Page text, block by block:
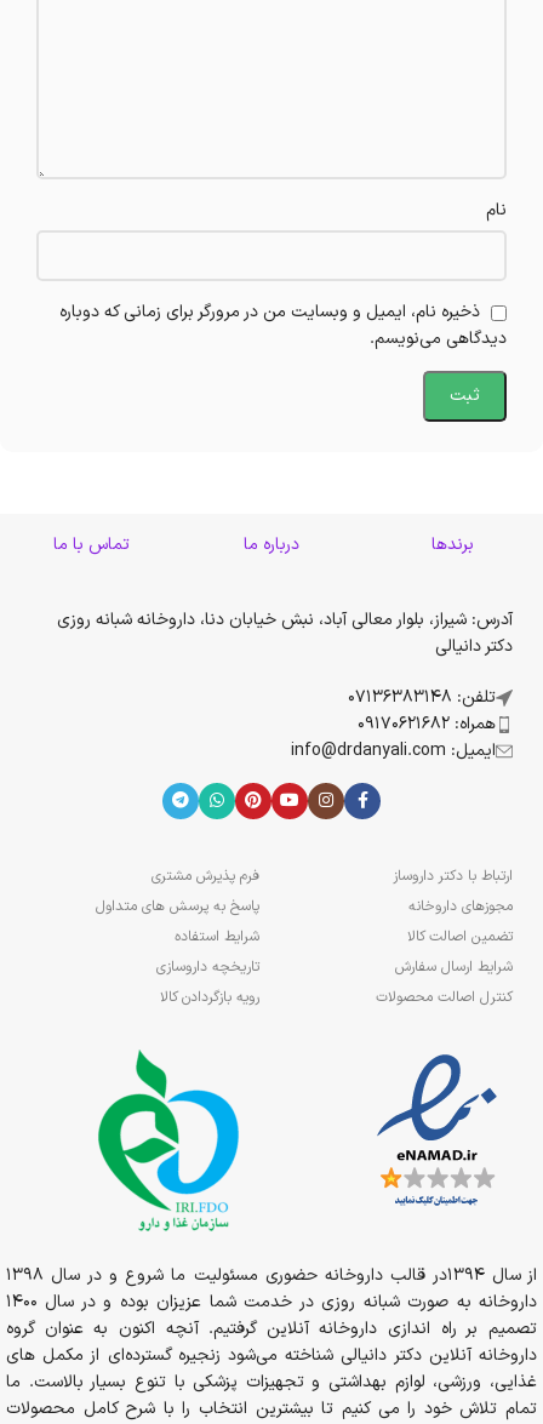
نام
ذخیره نام، ایمیل و وبسایت من در مرورگر برای زمانی که دوباره
دیدگاهی می‌نویسم.
برندها درباره ما تماس با ما
آدرس: شیراز، بلوار معالی آباد، نبش خیابان دنا، داروخانه شبانه روزی
دکتر دانیالی
تلفن: 07136383148
همراه: 09170621682
ایمیل: info@drdanyali.com
ارتباط با دکتر داروساز
مجوزهای داروخانه
تضمین اصالت کالا
شرایط ارسال سفارش
کنترل اصالت محصولات
فرم پذیرش مشتری
پاسخ به پرسش های متداول
شرایط استفاده
تاریخچه داروسازی
رویه بازگردادن کالا
از سال 1394در قالب داروخانه حضوری مسئولیت ما شروع و در سال 1398
داروخانه به صورت شبانه روزی در خدمت شما عزیزان بوده و در سال 1400
تصمیم بر راه اندازی داروخانه آنلاین گرفتیم. آنچه اکنون به عنوان گروه
داروخانه آنلاین دکتر دانیالی شناخته می‌شود زنجیره گسترده‌ای از مکمل های
غذایی، ورزشی، لوازم بهداشتی و تجهیزات پزشکی با تنوع بسیار بالاست. ما
تمام تلاش خود را می کنیم تا بیشترین انتخاب را با شرح کامل محصولات